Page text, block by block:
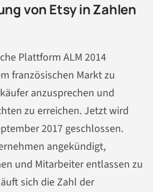
von Etsy in Zahlen
Plattform ALM 2014
französischen Markt zu
anzusprechen und
zu erreichen. Jetzt wird
2017 geschlossen.
angekündigt,
und Mitarbeiter entlassen zu
sich die Zahl der